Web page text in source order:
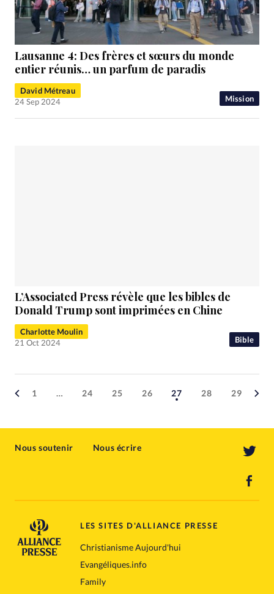
Mission
Lausanne 4: Des frères et sœurs du monde
entier réunis… un parfum de paradis
David Métreau
24 Sep 2024
Bible
L’Associated Press révèle que les bibles de
Donald Trump sont imprimées en Chine
Charlotte Moulin
21 Oct 2024
1 … 24 25 26 27 28 29
Nous soutenir Nous écrire
LES SITES D'ALLIANCE PRESSE
Christianisme Aujourd'hui
Evangéliques.info
Family